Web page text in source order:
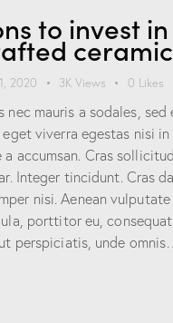
to invest in
2020 3K Views 0 Likes
nec mauris a sodales, sed
viverra egestas nisi in
a accumsan. Cras
Integer tincidunt. Cras
nisi. Aenean
porttitor eu,
perspiciatis, unde omnis…